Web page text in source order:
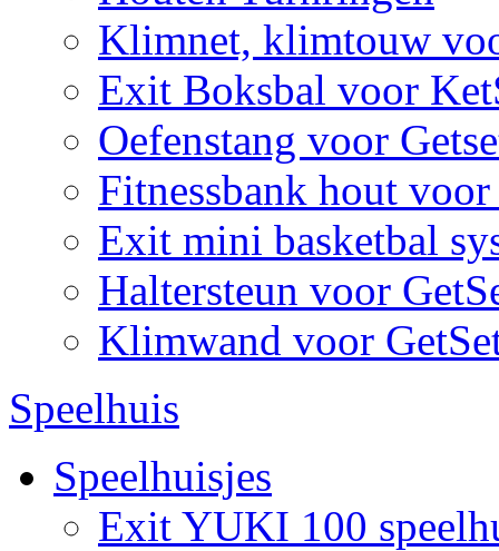
Klimnet, klimtouw
Exit Boksbal voor
Oefenstang voor
Fitnessbank hout voor
Exit mini basketbal
Haltersteun voor
Klimwand voor
Speelhuis
Speelhuisjes
Exit YUKI 100